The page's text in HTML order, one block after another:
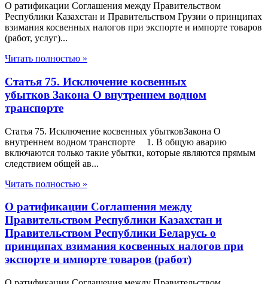
О ратификации Соглашения между Правительством
Республики Казахстан и Правительством Грузии о принципах
взимания косвенных налогов при экспорте и импорте товаров
(работ, услуг)...
Читать полностью »
Статья 75. Исключение косвенных
убытков Закона О внутреннем водном
транспорте
Статья 75. Исключение косвенных убытковЗакона О
внутреннем водном транспорте 1. В общую аварию
включаются только такие убытки, которые являются прямым
следствием общей ав...
Читать полностью »
О ратификации Соглашения между
Правительством Республики Казахстан и
Правительством Республики Беларусь о
принципах взимания косвенных налогов при
экспорте и импорте товаров (работ)